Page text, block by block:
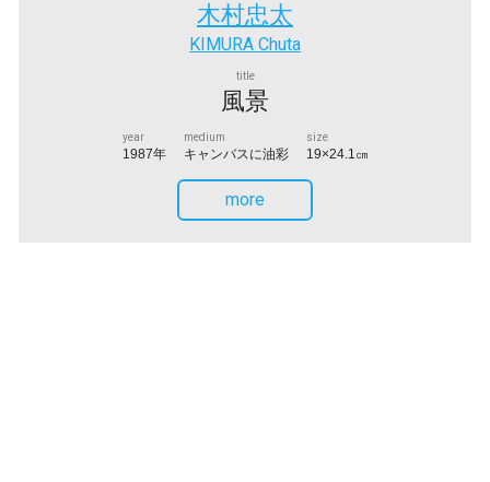
木村忠太
KIMURA Chuta
title
風景
year
1987年
medium
キャンバスに油彩
size
19×24.1㎝
more